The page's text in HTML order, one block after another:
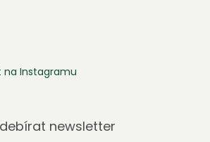
na Instagramu
newsletter